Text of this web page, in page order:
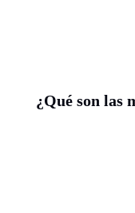
¿Qué son las